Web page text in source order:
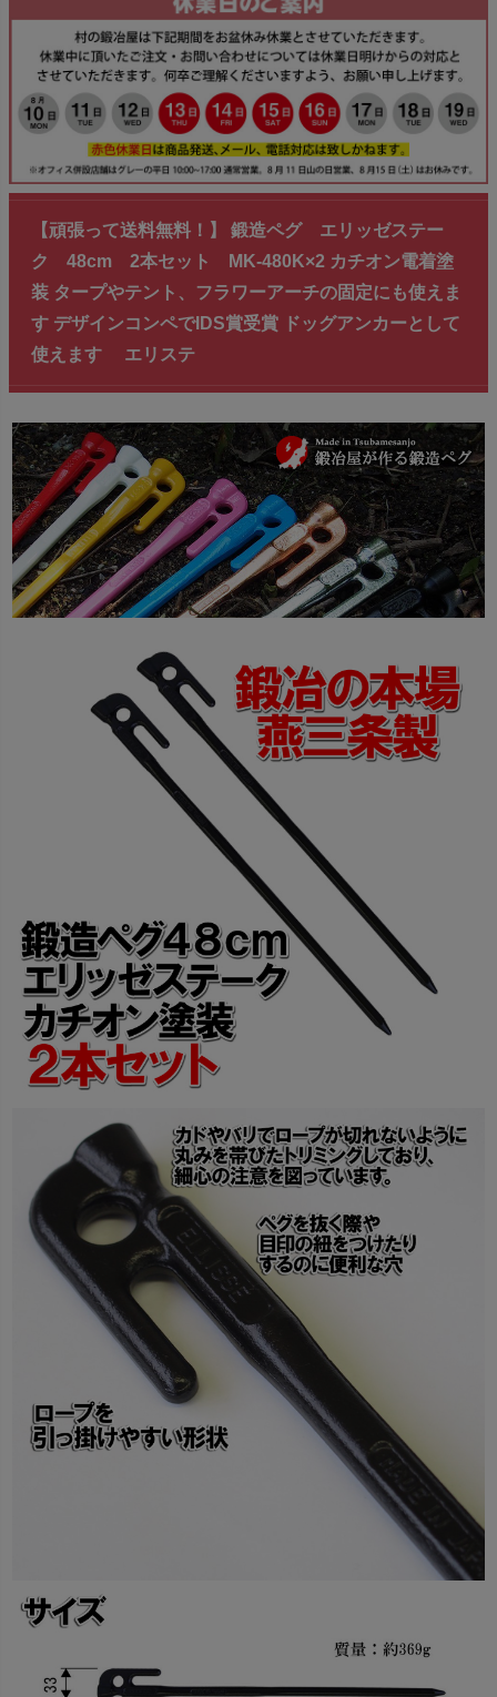
【頑張って送料無料！】 鍛造ペグ エリッゼステー
ク 48cm 2本セット MK-480K×2 カチオン電着塗
装 タープやテント、フラワーアーチの固定にも使えま
す デザインコンペでIDS賞受賞 ドッグアンカーとして
使えます エリステ